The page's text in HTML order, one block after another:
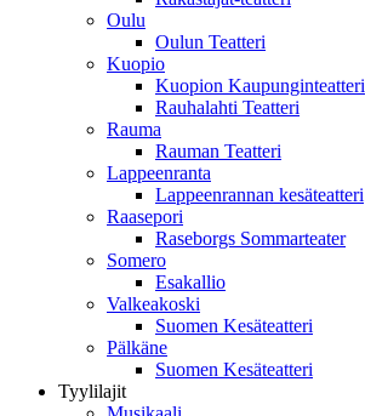
Oulu
Oulun Teatteri
Kuopio
Kuopion Kaupunginteatteri
Rauhalahti Teatteri
Rauma
Rauman Teatteri
Lappeenranta
Lappeenrannan kesäteatteri
Raasepori
Raseborgs Sommarteater
Somero
Esakallio
Valkeakoski
Suomen Kesäteatteri
Pälkäne
Suomen Kesäteatteri
Tyylilajit